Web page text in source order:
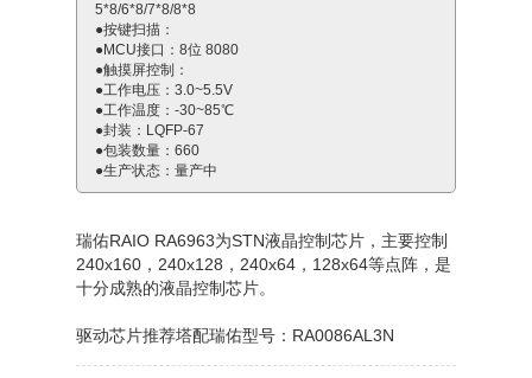
5*8/6*8/7*8/8*8
●按键扫描：
●MCU接口：8位 8080
●触摸屏控制：
●工作电压：3.0~5.5V
●工作温度：-30~85℃
●封装：LQFP-67
●包装数量：660
●生产状态：量产中
瑞佑RAIO RA6963为STN液晶控制芯片，主要控制
240x160，240x128，240x64，128x64等点阵，是
十分成熟的液晶控制芯片。
驱动芯片推荐塔配瑞佑型号：RA0086AL3N